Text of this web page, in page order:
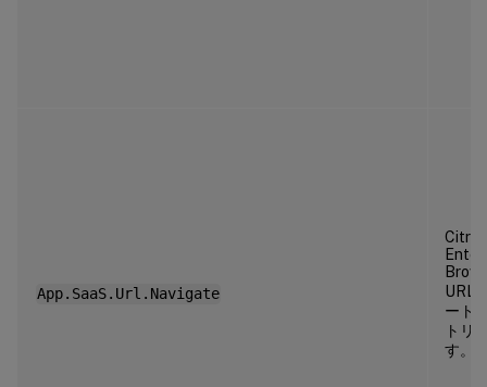
App.SaaS.Url.Navigate
Citrix
URL
ート
トリ
す。